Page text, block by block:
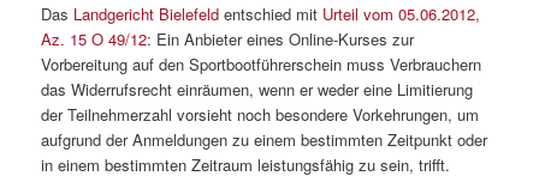
Das Landgericht Bielefeld entschied mit Urteil vom 05.06.2012,
Az. 15 O 49/12: Ein Anbieter eines Online-Kurses zur
Vorbereitung auf den Sportbootführerschein muss Verbrauchern
das Widerrufsrecht einräumen, wenn er weder eine Limitierung
der Teilnehmerzahl vorsieht noch besondere Vorkehrungen, um
aufgrund der Anmeldungen zu einem bestimmten Zeitpunkt oder
in einem bestimmten Zeitraum leistungsfähig zu sein, trifft.